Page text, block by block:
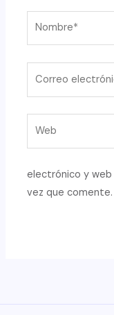
electrónico y web
vez que comente.